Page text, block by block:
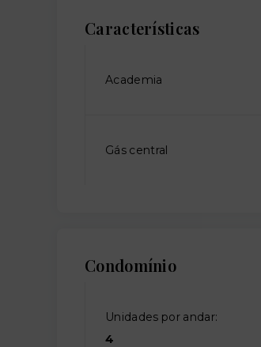
Características
Academia
Gás central
Condomínio
Unidades por andar:
4